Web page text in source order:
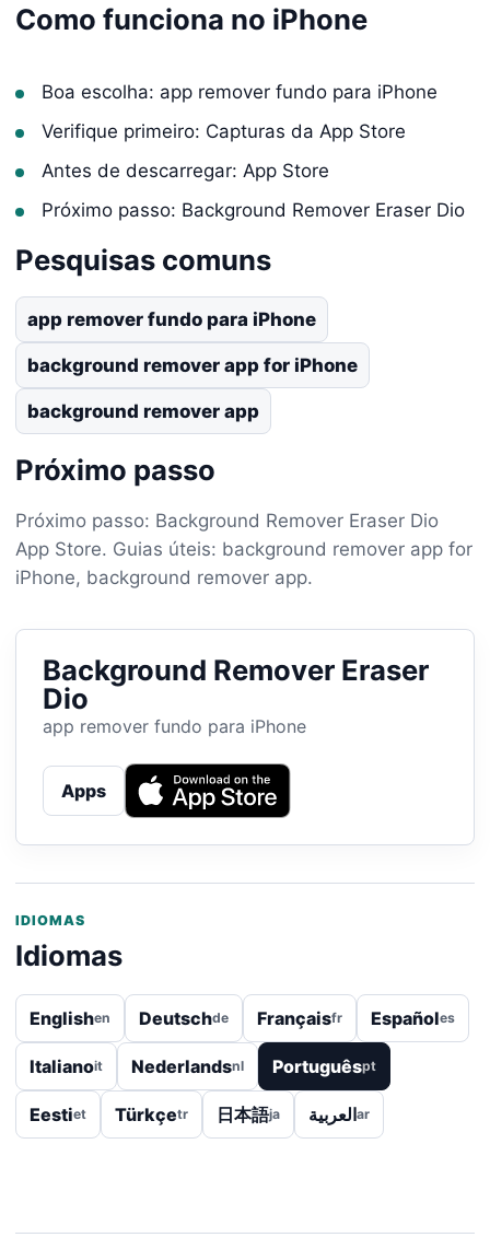
Como funciona no iPhone
Boa escolha: app remover fundo para iPhone
Verifique primeiro: Capturas da App Store
Antes de descarregar: App Store
Próximo passo: Background Remover Eraser Dio
Pesquisas comuns
app remover fundo para iPhone
background remover app for iPhone
background remover app
Próximo passo
Próximo passo: Background Remover Eraser Dio
App Store. Guias úteis: background remover app for
iPhone, background remover app.
Background Remover Eraser
Dio
app remover fundo para iPhone
Apps
IDIOMAS
Idiomas
Englishen Deutschde Françaisfr Españoles
Italianoit Nederlandsnl Portuguêspt
Eestiet Türkçetr 日本語ja العربيةar